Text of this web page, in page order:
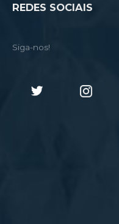
REDES SOCIAIS
Siga-nos!